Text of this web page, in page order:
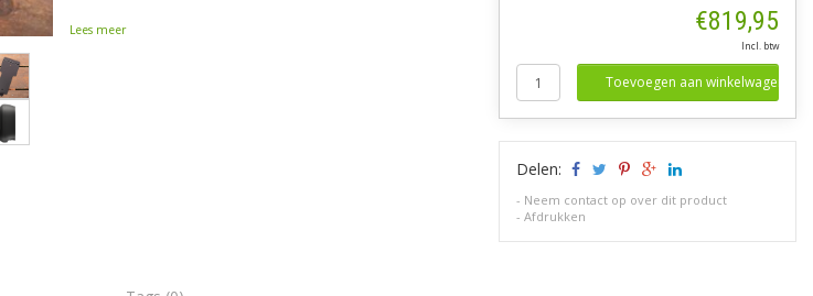
Lees meer €819,95
Incl. btw
Toevoegen aan winkelwagen
Delen:
- Neem contact op over dit product
-Afdrukken